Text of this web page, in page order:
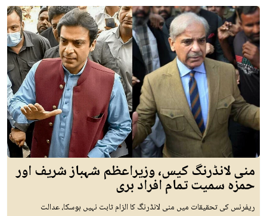
منی لانڈرنگ کیس، وزیراعظم شہباز شریف اور
حمزہ سمیت تمام افراد بری
ریفرنس کی تحقیقات میں منی لانڈرنگ کا الزام ثابت نہیں ہوسکا، عدالت